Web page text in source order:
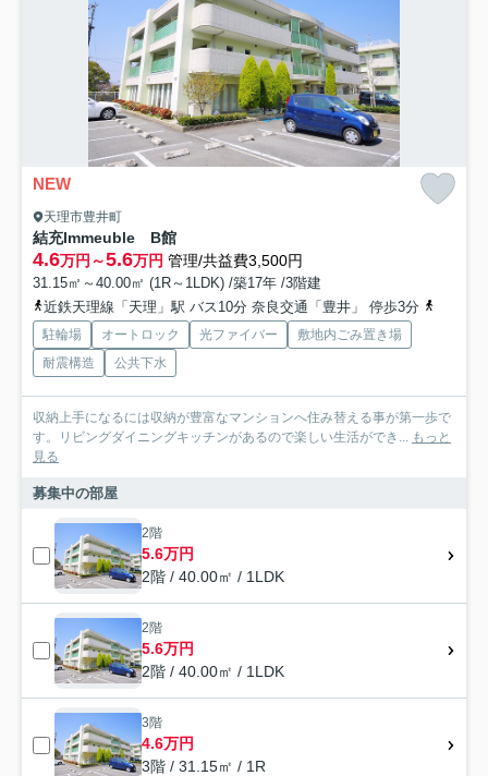
NEW
天理市豊井町
結充Immeuble B館
4.6万円～5.6万円 管理/共益費3,500円
31.15㎡～40.00㎡ (1R～1LDK) /築17年 /3階建
近鉄天理線「天理」駅 バス10分 奈良交通「豊井」 停歩3分
駐輪場 オートロック 光ファイバー
敷地内ごみ置き場
耐震構造
公共下水
収納上手になるには収納が豊富なマンションへ住み替える事が第一歩で
す。リビングダイニングキッチンがあるので楽しい生活ができ... もっと
見る
募集中の部屋
2階
5.6万円
2階 / 40.00㎡ / 1LDK
2階
5.6万円
2階 / 40.00㎡ / 1LDK
3階
4.6万円
3階 / 31.15㎡ / 1R